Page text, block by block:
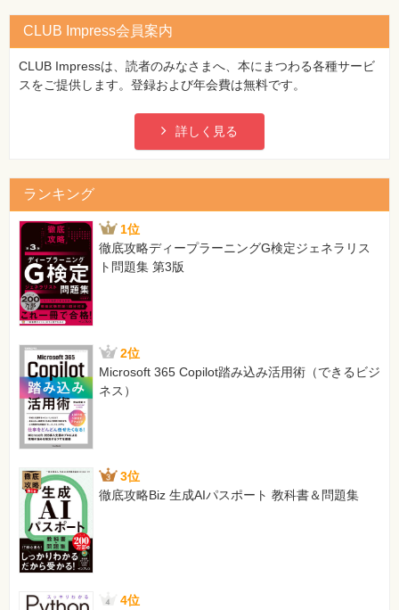
CLUB Impress会員案内
CLUB Impressは、読者のみなさまへ、本にまつわる各種サービ
スをご提供します。登録および年会費は無料です。
詳しく見る
ランキング
1位
徹底攻略ディープラーニングG検定ジェネラリス
ト問題集 第3版
2位
Microsoft 365 Copilot踏み込み活用術（できるビジ
ネス）
3位
徹底攻略Biz 生成AIパスポート 教科書＆問題集
4位